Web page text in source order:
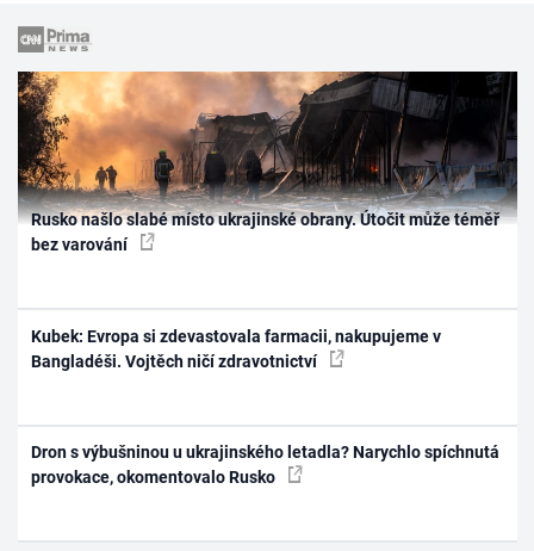
Rusko našlo slabé místo ukrajinské obrany. Útočit může téměř
bez varování
Kubek: Evropa si zdevastovala farmacii, nakupujeme v
Bangladéši. Vojtěch ničí zdravotnictví
Dron s výbušninou u ukrajinského letadla? Narychlo spíchnutá
provokace, okomentovalo Rusko